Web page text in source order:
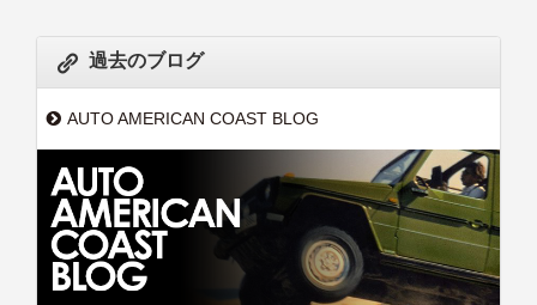
過去のブログ
AUTO AMERICAN COAST BLOG